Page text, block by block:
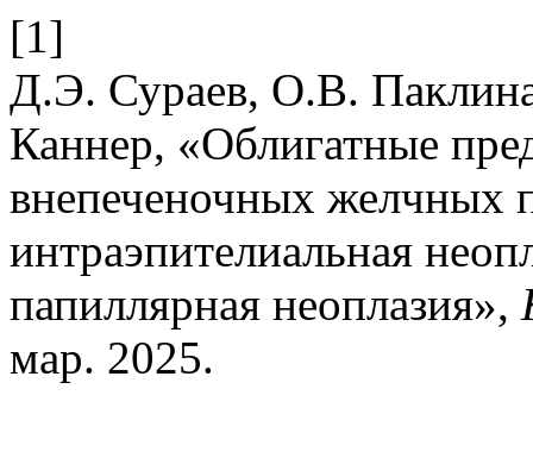
[1]
Д.Э. Сураев, О.В.
Каннер, «Облигатные
внепеченочных желчных
интраэпителиальная
папиллярная неоплазия»,
мар. 2025.